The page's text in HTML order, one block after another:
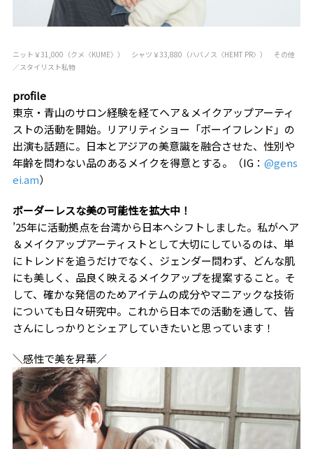
ニット￥31,000（クメ〈KUME〉） シャツ￥33,880（ハバノス〈HEMT PR〉） その他
／スタイリスト私物
profile
東京・青山のサロン経験を経てヘア＆メイクアップアーティ
ストの活動を開始。リアリティショー「ボーイフレンド」の
出演も話題に。日本とアジアの美意識を融合させた、性別や
年齢を問わない品のあるメイクを得意とする。（IG： @gens
ei.am）
ボーダーレスな美の可能性を拡大中！
’25年に活動拠点を台湾から日本へシフトしました。私がヘア
＆メイクアップアーティストとして大切にしているのは、単
にトレンドを追うだけでなく、ジェンダー問わず、どんな肌
にも美しく、品良く映えるメイクアップを提案すること。そ
して、確かな発信のためアイテムの成分やマニアックな技術
についても日々研究中。これから日本での活動を通して、皆
さんにしっかりとシェアしていきたいと思っています！
＼感性で美を昇華／